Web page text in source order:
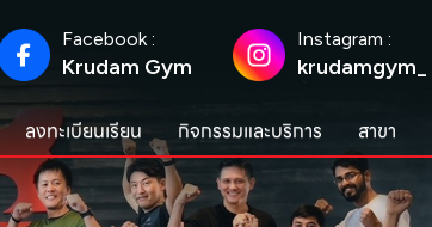
Facebook :
Krudam Gym
Instagram :
krudamgym_
ลงทะเบียนเรียน กิจกรรมและบริการ สาขา